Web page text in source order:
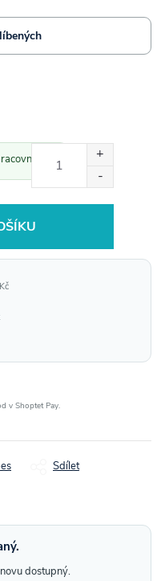
den.
v Shoptet Pay.
Sdílet
dostupný.